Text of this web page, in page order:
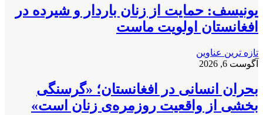
یونیسف: حمایت از زنان باردار و شیرده در
افغانستان اولویت ماست
تازه ترین عناوین
آگوست 6, 2026
بحران انسانی در افغانستان؛ «گرسنگی
بخشی از واقعیت روزمره‌ی زنان است»